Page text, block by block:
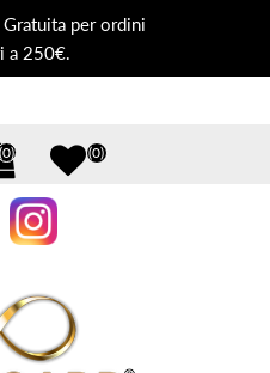
per ordini
a 250€.
(0)